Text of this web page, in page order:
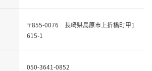
〒855-0076　長崎県島原市上折橋町甲1
615-1
050-3641-0852